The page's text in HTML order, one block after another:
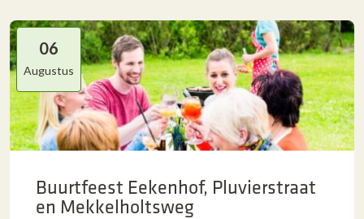
06
Augustus
Buurtfeest Eekenhof, Pluvierstraat
en Mekkelholtsweg